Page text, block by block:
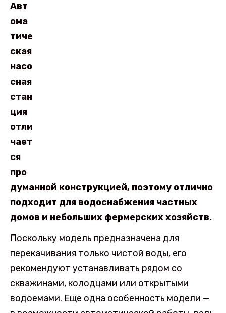
Авт
ома
тиче
ская
насо
сная
стан
ция
отли
чает
ся
про
думанной конструкцией, поэтому отлично
подходит для водоснабжения частных
домов и небольших фермерских хозяйств.
Поскольку модель предназначена для
перекачивания только чистой воды, его
рекомендуют устанавливать рядом со
скважинами, колодцами или открытыми
водоемами. Еще одна особенность модели —